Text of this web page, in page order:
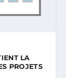
LA
PROJETS